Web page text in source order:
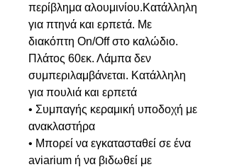
περίβλημα αλουμινίου.Κατάλληλη
για πτηνά και ερπετά. Με
διακόπτη On/Off στο καλώδιο.
Πλάτος 60εκ. Λάμπα δεν
συμπεριλαμβάνεται. Κατάλληλη
για πουλιά και ερπετά
• Συμπαγής κεραμική υποδοχή με
ανακλαστήρα
• Μπορεί να εγκατασταθεί σε ένα
aviarium ή να βιδωθεί με